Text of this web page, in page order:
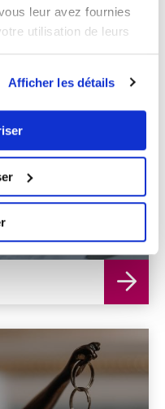
leur avez fournies
utilisation de leurs
Afficher les détails
avocat